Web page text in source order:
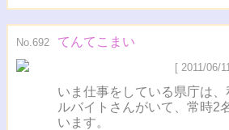
No.692 てんてこまい
[ 2011/06/
いま仕事をしている県庁は
ルバイトさんがいて、常時2
います。